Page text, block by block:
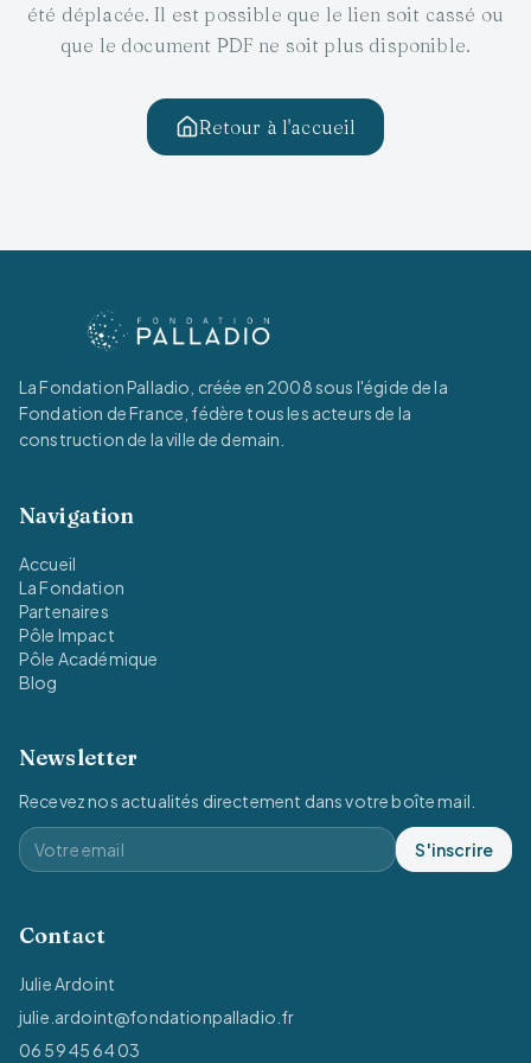
été déplacée. Il est possible que le lien soit cassé ou
que le document PDF ne soit plus disponible.
Retour à l'accueil
La Fondation Palladio, créée en 2008 sous l'égide de la
Fondation de France, fédère tous les acteurs de la
construction de la ville de demain.
Navigation
Accueil
La Fondation
Partenaires
Pôle Impact
Pôle Académique
Blog
Newsletter
Recevez nos actualités directement dans votre boîte mail.
S'inscrire
Contact
Julie Ardoint
julie.ardoint@fondationpalladio.fr
06 59 45 64 03